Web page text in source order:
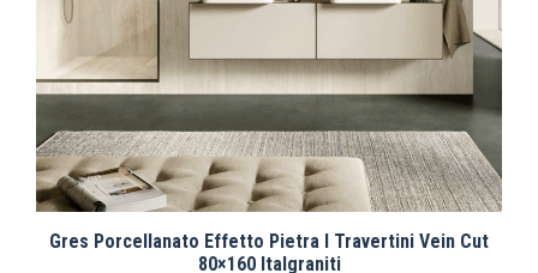
Gres Porcellanato Effetto Pietra I Travertini Vein Cut
80×160 Italgraniti